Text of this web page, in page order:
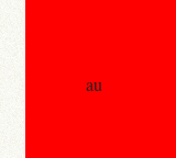
au